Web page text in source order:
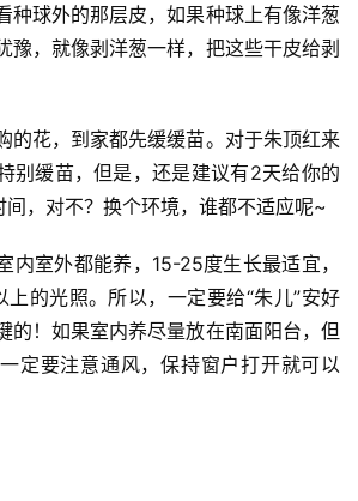
种球外的那层皮，如果种球上有像洋葱
豫，就像剥洋葱一样，把这些干皮给剥
的花，到家都先缓缓苗。对于朱顶红来
别缓苗，但是，还是建议有2天给你的
间，对不？换个环境，谁都不适应呢~
内室外都能养，15-25度生长最适宜，
的光照。所以，一定要给“朱儿”安好
的！如果室内养尽量放在南面阳台，但
一定要注意通风，保持窗户打开就可以